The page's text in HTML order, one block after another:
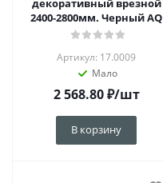
декоративный врезной
2400-2800мм. Черный AQ
Артикул: 17.0009
Мало
2 568.80₽/шт
В корзину